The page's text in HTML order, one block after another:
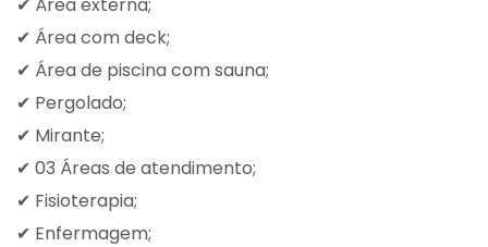
✔ Área com deck;
✔ Área de piscina com sauna;
✔ Pergolado;
✔ Mirante;
✔ 03 Áreas de atendimento;
✔ Fisioterapia;
✔ Enfermagem;